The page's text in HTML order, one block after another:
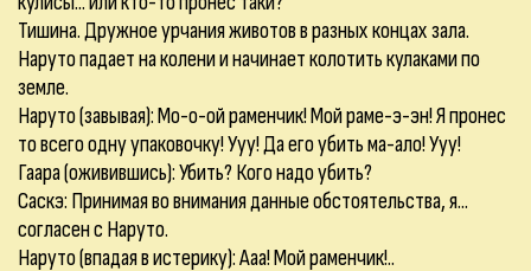
Тишина. Дружное урчания животов в разных концах зала.
Наруто падает на колени и начинает колотить кулаками по
земле.
Наруто (завывая): Мо-о-ой раменчик! Мой раме-э-эн! Я пронес
то всего одну упаковочку! Ууу! Да его убить ма-ало! Ууу!
Гаара (оживившись): Убить? Кого надо убить?
Саскэ: Принимая во внимания данные обстоятельства, я...
согласен с Наруто.
Наруто (впадая в истерику): Ааа! Мой раменчик!..